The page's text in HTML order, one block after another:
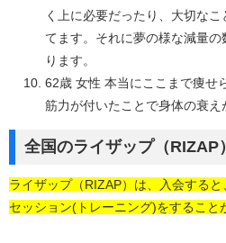
く上に必要だったり、大切な
てます。それに夢の様な減量
ります。
62歳 女性 本当にここまで痩せ
筋力が付いたことで身体の衰え
全国のライザップ（RIZAP
ライザップ（RIZAP）は、入会する
セッション(トレーニング)をすること